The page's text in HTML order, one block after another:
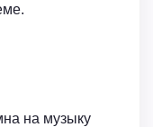
на музыку